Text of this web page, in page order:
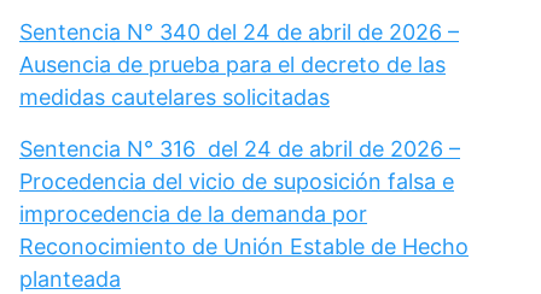
Sentencia N° 340 del 24 de abril de 2026 –
Ausencia de prueba para el decreto de las
medidas cautelares solicitadas
Sentencia N° 316 del 24 de abril de 2026 –
Procedencia del vicio de suposición falsa e
improcedencia de la demanda por
Reconocimiento de Unión Estable de Hecho
planteada